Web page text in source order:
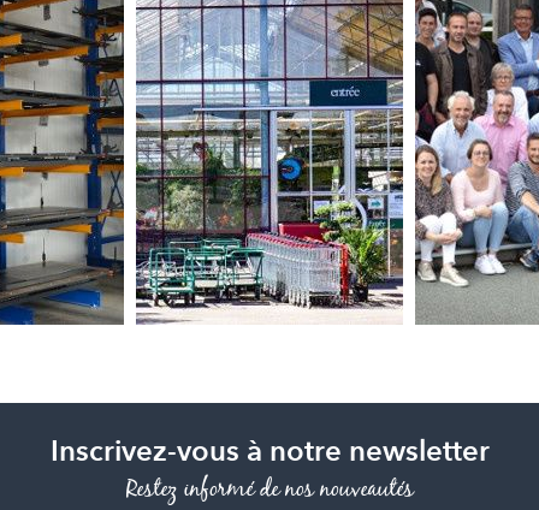
Inscrivez-vous à notre newsletter
Restez informé de nos nouveautés